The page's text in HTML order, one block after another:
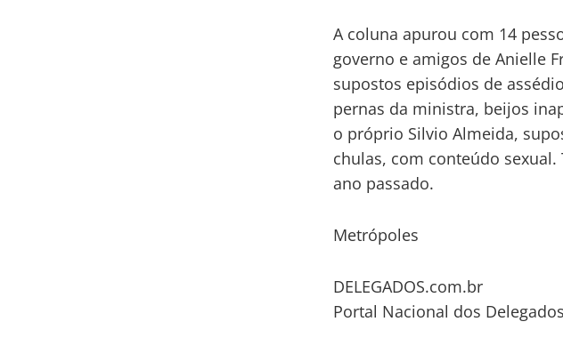
A coluna apurou com 14
governo e amigos de Anielle
supostos episódios de
pernas da ministra, beijos
o próprio Silvio Almeida,
chulas, com conteúdo
ano passado.
Metrópoles
DELEGADOS.com.br
Portal Nacional dos